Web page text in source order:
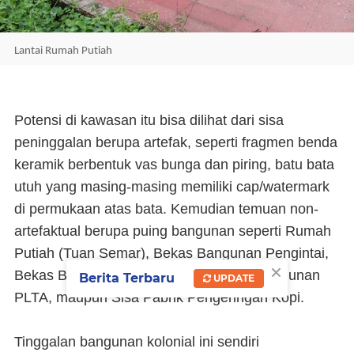
Lantai Rumah Putiah
Potensi di kawasan itu bisa dilihat dari sisa
peninggalan berupa artefak, seperti fragmen benda
keramik berbentuk vas bunga dan piring, batu bata
utuh yang masing-masing memiliki cap/watermark
di permukaan atas bata. Kemudian temuan non-
artefaktual berupa puing bangunan seperti Rumah
Putiah (Tuan Semar), Bekas Bangunan Pengintai,
Bekas Bangunan Barak Pekerja, Sisa Bangunan
PLTA, maupun Sisa Pabrik Pengeringan Kopi.
Tinggalan bangunan kolonial ini sendiri
×
Berita Terbaru UPDATE